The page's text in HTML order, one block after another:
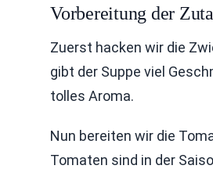
Vorbereitung der
Zuerst hacken wir die
gibt der Suppe viel
tolles Aroma.
Nun bereiten wir die
Tomaten sind in der